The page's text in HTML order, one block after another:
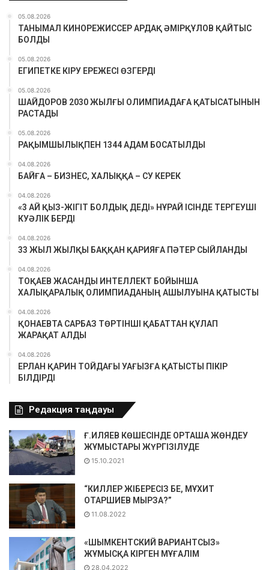
05.08.2026
ТАНЫМАЛ КИНОРЕЖИССЕР АРДАҚ ӘМІРҚҰЛОВ ҚАЙТЫС
БОЛДЫ
05.08.2026
ЕГИПЕТКЕ КІРУ ЕРЕЖЕСІ ӨЗГЕРДІ
05.08.2026
ШАЙДОРОВ 2030 ЖЫЛҒЫ ОЛИМПИАДАҒА ҚАТЫСАТЫНЫН
РАСТАДЫ
05.08.2026
РАҚЫМШЫЛЫҚПЕН 1344 АДАМ БОСАТЫЛДЫ
04.08.2026
БАЙҒА – БИЗНЕС, ХАЛЫҚҚА – СУ КЕРЕК
04.08.2026
«3 АЙ ҚЫЗ-ЖІГІТ БОЛДЫҚ ДЕДІ» НҰРАЙ ІСІНДЕ ТЕРГЕУШІ
КУӘЛІК БЕРДІ
04.08.2026
33 ЖЫЛ ЖЫЛҚЫ БАҚҚАН ҚАРИЯҒА ПӘТЕР СЫЙЛАНДЫ
04.08.2026
ТОҚАЕВ ЖАСАНДЫ ИНТЕЛЛЕКТ БОЙЫНША
ХАЛЫҚАРАЛЫҚ ОЛИМПИАДАНЫҢ АШЫЛУЫНА ҚАТЫСТЫ
04.08.2026
ҚОНАЕВТА САРБАЗ ТӨРТІНШІ ҚАБАТТАН ҚҰЛАП
ЖАРАҚАТ АЛДЫ
04.08.2026
ЕРЛАН ҚАРИН ТОЙДАҒЫ УАҒЫЗҒА ҚАТЫСТЫ ПІКІР
БІЛДІРДІ
Редакция таңдауы
Ғ.ИЛЯЕВ КӨШЕСІНДЕ ОРТАША ЖӨНДЕУ
ЖҰМЫСТАРЫ ЖҮРГІЗІЛУДЕ
15.10.2021
“КИЛЛЕР ЖІБЕРЕСІЗ БЕ, МҰХИТ
ОТАРШИЕВ МЫРЗА?”
11.08.2022
«ШЫМКЕНТСКИЙ ВАРИАНТСЫЗ»
ЖҰМЫСҚА КІРГЕН МҰҒАЛІМ
28.04.2022